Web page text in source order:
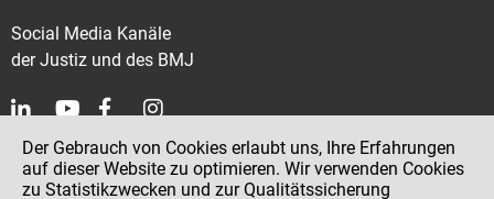
Social Media Kanäle
der Justiz und des BMJ
Kontakt
Impressum
Der Gebrauch von Cookies erlaubt uns, Ihre Erfahrungen
auf dieser Website zu optimieren. Wir verwenden Cookies
zu Statistikzwecken und zur Qualitätssicherung